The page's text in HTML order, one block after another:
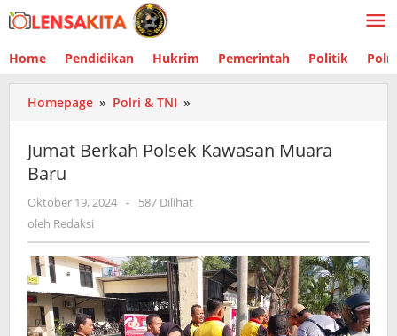
Lewati
ke
Home Pendidikan Hukrim Pemerintah Politik
Homepage » Polri & TNI »
Berkah
Kawasan
Jumat Berkah Polsek Kawasan Muara
Baru
Oktober 19, 2024 oleh
-
587 Dilihat
oleh Redaksi